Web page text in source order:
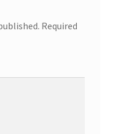
Required